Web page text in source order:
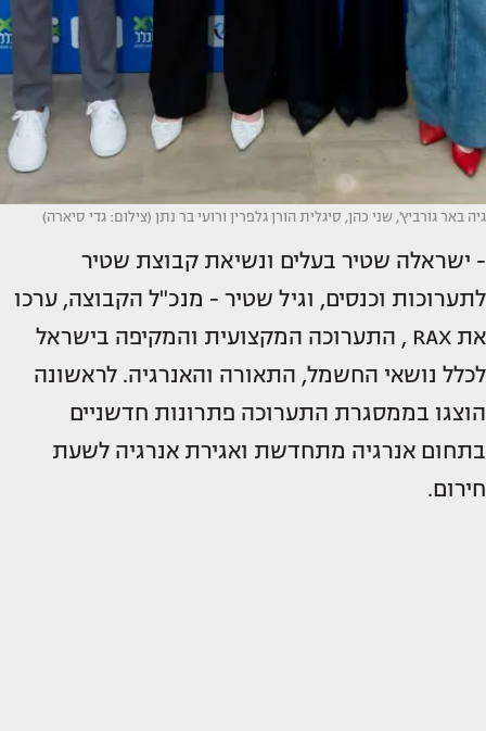
גיה באר גורביץ', שני כהן, סיגלית הורן גלפרין ורועי בר נתן (צילום: גדי סיארה)
- ישראלה שטיר בעלים ונשיאת קבוצת שטיר
לתערוכות וכנסים, וגיל שטיר - מנכ"ל הקבוצה, ערכו
את RAX , התערוכה המקצועית והמקיפה בישראל
לכלל נושאי החשמל, התאורה והאנרגיה. לראשונה
הוצגו בממסגרת התערוכה פתרונות חדשניים
בתחום אנרגיה מתחדשת ואגירת אנרגיה לשעת
חירום.